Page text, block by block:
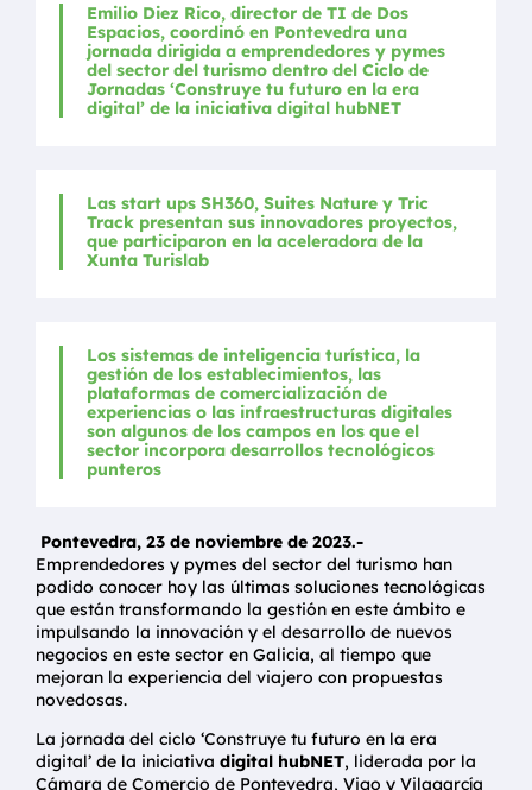
Emilio Diez Rico, director de TI de Dos
Espacios, coordinó en Pontevedra una
jornada dirigida a emprendedores y pymes
del sector del turismo dentro del Ciclo de
Jornadas ‘Construye tu futuro en la era
digital’ de la iniciativa digital hubNET
Las start ups SH360, Suites Nature y Tric
Track presentan sus innovadores proyectos,
que participaron en la aceleradora de la
Xunta Turislab
Los sistemas de inteligencia turística, la
gestión de los establecimientos, las
plataformas de comercialización de
experiencias o las infraestructuras digitales
son algunos de los campos en los que el
sector incorpora desarrollos tecnológicos
punteros
Pontevedra, 23 de noviembre de 2023.-
Emprendedores y pymes del sector del turismo han
podido conocer hoy las últimas soluciones tecnológicas
que están transformando la gestión en este ámbito e
impulsando la innovación y el desarrollo de nuevos
negocios en este sector en Galicia, al tiempo que
mejoran la experiencia del viajero con propuestas
novedosas.
La jornada del ciclo ‘Construye tu futuro en la era
digital’ de la iniciativa digital hubNET, liderada por la
Cámara de Comercio de Pontevedra, Vigo y Vilagarcía